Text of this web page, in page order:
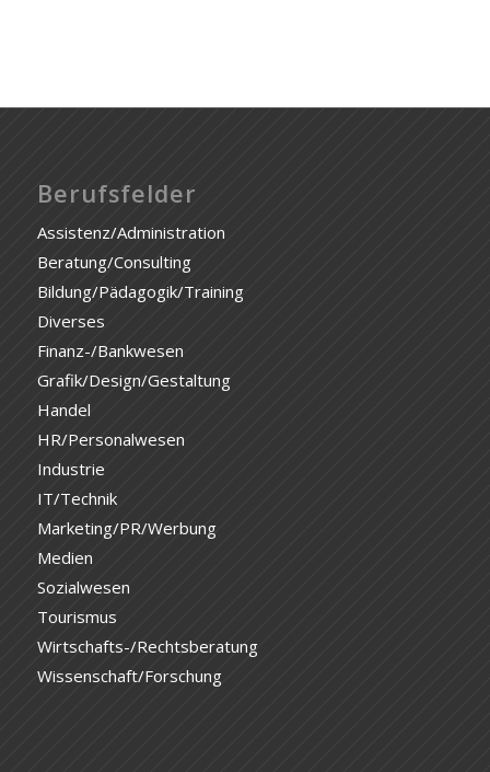
Berufsfelder
Assistenz/Administration
Beratung/Consulting
Bildung/Pädagogik/Training
Diverses
Finanz-/Bankwesen
Grafik/Design/Gestaltung
Handel
HR/Personalwesen
Industrie
IT/Technik
Marketing/PR/Werbung
Medien
Sozialwesen
Tourismus
Wirtschafts-/Rechtsberatung
Wissenschaft/Forschung